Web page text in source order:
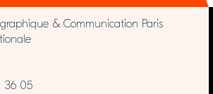
graphique & Communication Paris
36 05